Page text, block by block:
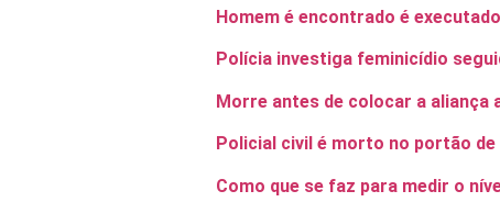
Homem é encontrado é
Polícia investiga feminicídio
Morre antes de colocar a aliança
Policial civil é morto no portão de
Como que se faz para medir o